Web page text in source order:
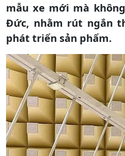
mẫu xe mới mà
Đức, nhằm rút ngắn
phát triển sản phẩm.